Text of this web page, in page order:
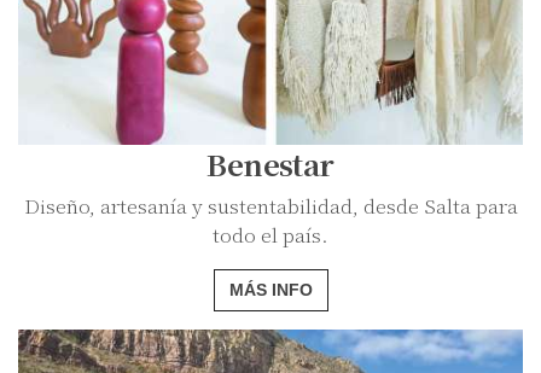
Benestar
Diseño, artesanía y sustentabilidad, desde Salta para
todo el país.
MÁS INFO